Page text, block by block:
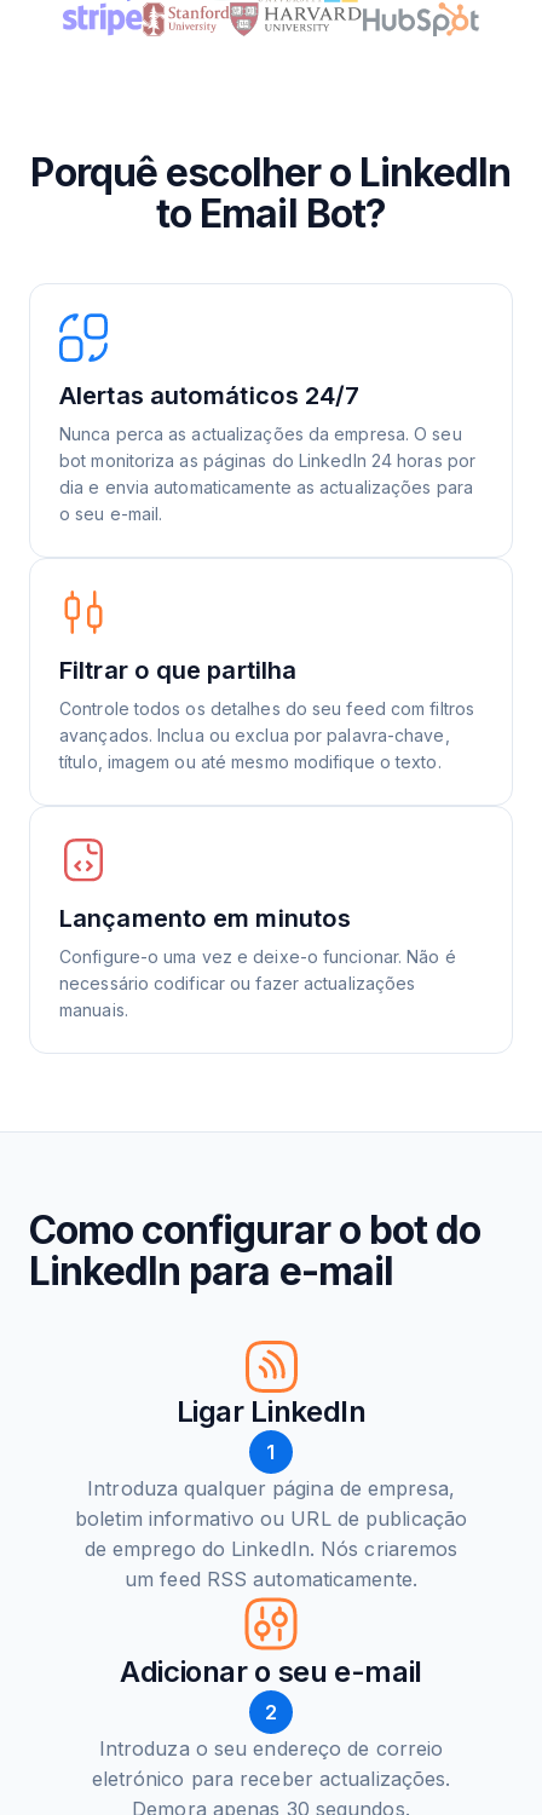
Porquê escolher o LinkedIn
to Email Bot?
Alertas automáticos 24/7
Nunca perca as actualizações da empresa. O seu
bot monitoriza as páginas do LinkedIn 24 horas por
dia e envia automaticamente as actualizações para
o seu e-mail.
Filtrar o que partilha
Controle todos os detalhes do seu feed com filtros
avançados. Inclua ou exclua por palavra-chave,
título, imagem ou até mesmo modifique o texto.
Lançamento em minutos
Configure-o uma vez e deixe-o funcionar. Não é
necessário codificar ou fazer actualizações
manuais.
Como configurar o bot do
LinkedIn para e-mail
Ligar LinkedIn
1
Introduza qualquer página de empresa,
boletim informativo ou URL de publicação
de emprego do LinkedIn. Nós criaremos
um feed RSS automaticamente.
Adicionar o seu e-mail
2
Introduza o seu endereço de correio
eletrónico para receber actualizações.
Demora apenas 30 segundos.